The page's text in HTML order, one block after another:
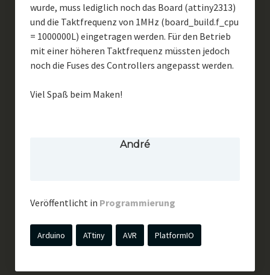
wurde, muss lediglich noch das Board (attiny2313)
und die Taktfrequenz von 1MHz (board_build.f_cpu
= 1000000L) eingetragen werden. Für den Betrieb
mit einer höheren Taktfrequenz müssten jedoch
noch die Fuses des Controllers angepasst werden.
Viel Spaß beim Maken!
André
Veröffentlicht in Programmierung
Arduino ATtiny AVR PlatformIO